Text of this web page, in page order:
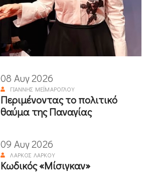
08 Αυγ 2026
ΓΙΆΝΝΗΣ ΜΕΪΜΆΡΟΓΛΟΥ
Περιμένοντας το πολιτικό
θαύμα της Παναγίας
09 Αυγ 2026
ΛΆΡΚΟΣ ΛΆΡΚΟΥ
Κωδικός «Μίσιγκαν»